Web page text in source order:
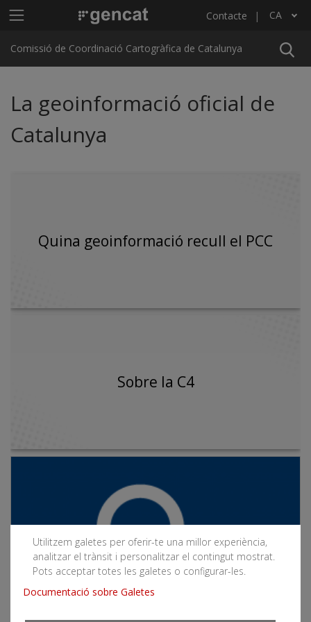
Menú principal C4 Contacte CA
Llista les accions addicionals
Comissió de Coordinació Cartogràfica de Catalunya
La geoinformació oficial de
Catalunya
Quina geoinformació recull el PCC
Sobre la C4
Utilitzem galetes per oferir-te una millor experiència,
analitzar el trànsit i personalitzar el contingut mostrat.
Pots acceptar totes les galetes o configurar-les.
Documentació sobre Galetes